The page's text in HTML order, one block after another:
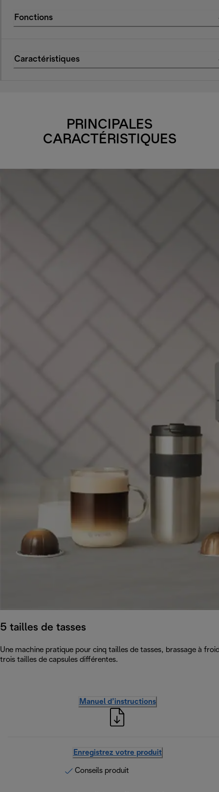
Fonctions
Caractéristiques
PRINCIPALES
CARACTÉRISTIQUES
5 tailles de tasses
Une machine pratique pour cinq tailles de tasses, brassage à
trois tailles de capsules différentes.
Manuel d’instructions
Enregistrez votre produit
Conseils produit